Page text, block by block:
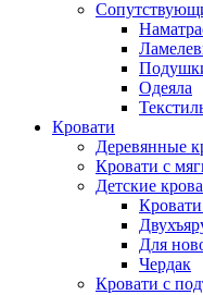
Одеяла
Кровати
Деревянные
Кровати с
Детские
Для
Чердак
Кровати с